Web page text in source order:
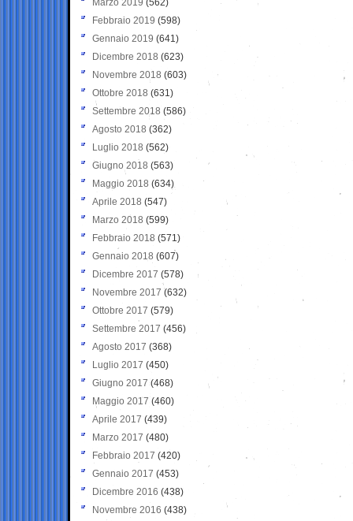
Marzo 2019 (562)
Febbraio 2019 (598)
Gennaio 2019 (641)
Dicembre 2018 (623)
Novembre 2018 (603)
Ottobre 2018 (631)
Settembre 2018 (586)
Agosto 2018 (362)
Luglio 2018 (562)
Giugno 2018 (563)
Maggio 2018 (634)
Aprile 2018 (547)
Marzo 2018 (599)
Febbraio 2018 (571)
Gennaio 2018 (607)
Dicembre 2017 (578)
Novembre 2017 (632)
Ottobre 2017 (579)
Settembre 2017 (456)
Agosto 2017 (368)
Luglio 2017 (450)
Giugno 2017 (468)
Maggio 2017 (460)
Aprile 2017 (439)
Marzo 2017 (480)
Febbraio 2017 (420)
Gennaio 2017 (453)
Dicembre 2016 (438)
Novembre 2016 (438)